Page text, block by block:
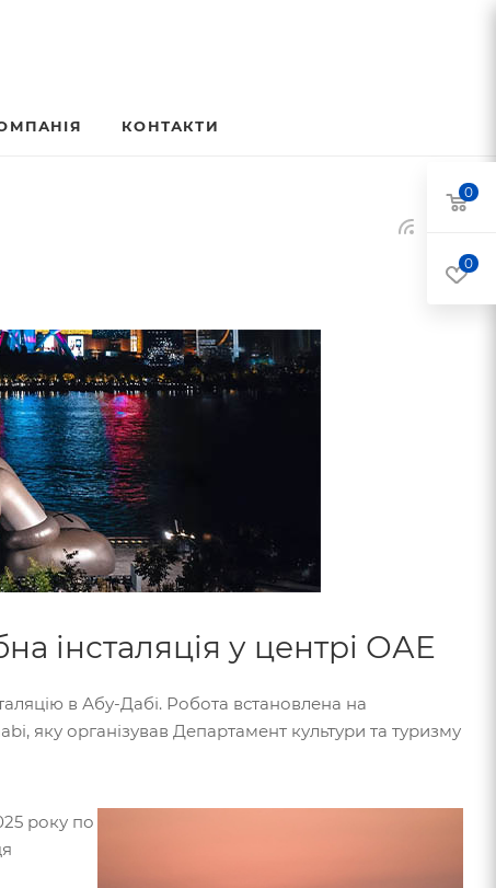
КОНТАКТИ
інсталяція у центрі ОАЕ
в Абу-Дабі. Робота встановлена на
яку організував Департамент культури та туризму
року по
0
0